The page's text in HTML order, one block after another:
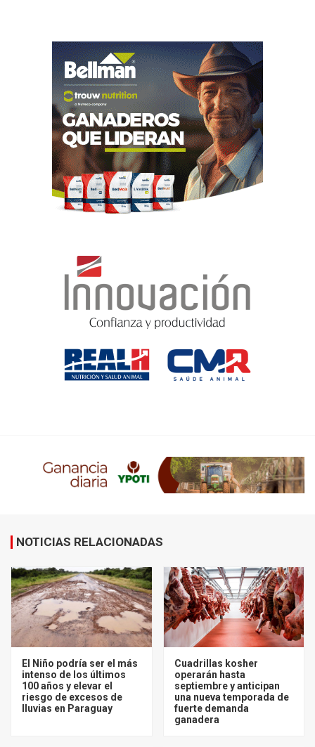
NOTICIAS RELACIONADAS
El Niño podría ser el más
intenso de los últimos
100 años y elevar el
riesgo de excesos de
lluvias en Paraguay
Cuadrillas kosher
operarán hasta
septiembre y anticipan
una nueva temporada de
fuerte demanda
ganadera